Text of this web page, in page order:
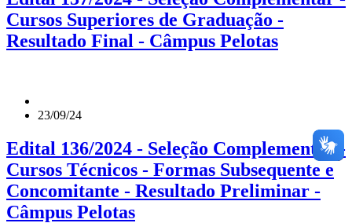
Cursos Superiores de Graduação -
Resultado Final - Câmpus Pelotas
23/09/24
Edital 136/2024 - Seleção Complementar -
Cursos Técnicos - Formas Subsequente e
Concomitante - Resultado Preliminar -
Câmpus Pelotas